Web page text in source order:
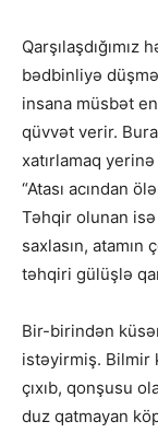
bədbinliyə
insana müsbət
qüvvət verir.
xatırlamaq
“Atası acından
Təhqir olunan
saxlasın, atamın
təhqiri gülüşlə
Bir-birindən
istəyirmiş. Bilmir
çıxıb, qonşusu
duz qatmayan